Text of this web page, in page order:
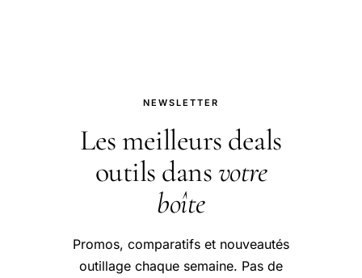
NEWSLETTER
Les meilleurs deals
outils dansvotre
boîte
Promos, comparatifs et nouveautés
outillage chaque semaine. Pas de